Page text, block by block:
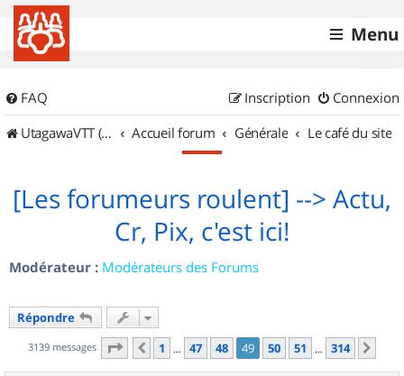
Menu
FAQ Connexion
Inscription
UtagawaVTT (Randos VTT et VTTAE avec traces GPS)
Accueil forum Générale Le café du site
[Les forumeurs roulent] --> Actu,
Cr, Pix, c'est ici!
Modérateur : Modérateurs des Forums
Répondre
3139 messages Page 49 sur314
Précédent
1 … 47 48 49 50 51 … 314